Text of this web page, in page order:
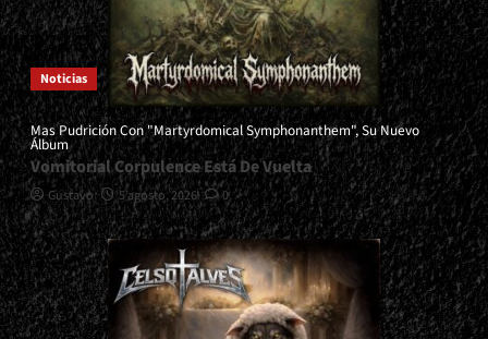
Noticias
Mas Pudrición Con "Martyrdomical Symphonanthem", Su Nuevo
Álbum
Vomitorial Corpulence Está De Vuelta
Gustavo 5 agosto, 2026 0